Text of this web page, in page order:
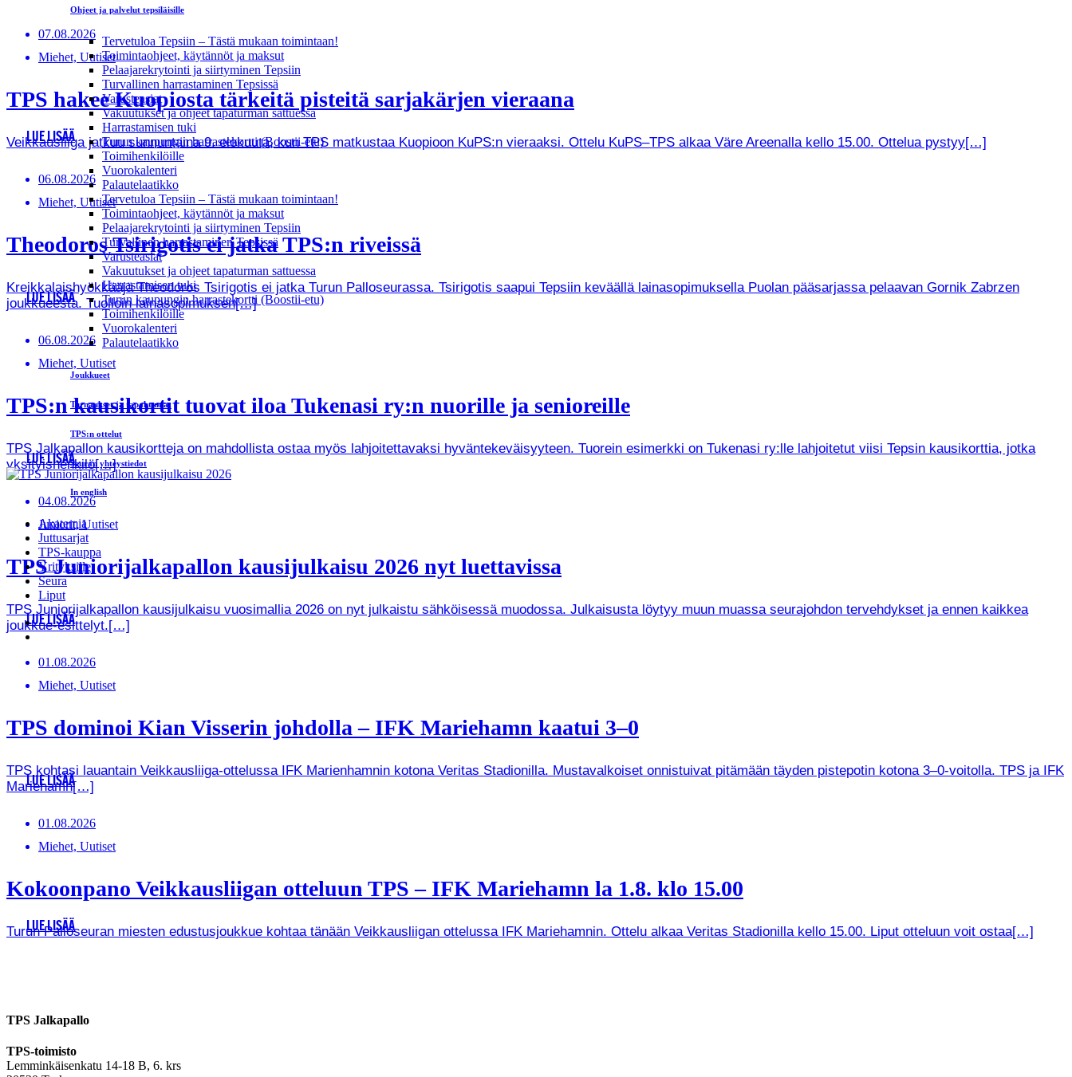
Ohjeet ja palvelut tepsiläisille
Tervetuloa Tepsiin – Tästä mukaan toimintaan!
Toimintaohjeet, käytännöt ja maksut
Pelaajarekrytointi ja siirtyminen Tepsiin
Turvallinen harrastaminen Tepsissä
Varusteasiat
Vakuutukset ja ohjeet tapaturman sattuessa
Harrastamisen tuki
Turun kaupungin harrastekortti (Boostii-etu)
Toimihenkilöille
Vuorokalenteri
Palautelaatikko
Tervetuloa Tepsiin – Tästä mukaan toimintaan!
Toimintaohjeet, käytännöt ja maksut
Pelaajarekrytointi ja siirtyminen Tepsiin
Turvallinen harrastaminen Tepsissä
Varusteasiat
Vakuutukset ja ohjeet tapaturman sattuessa
Harrastamisen tuki
Turun kaupungin harrastekortti (Boostii-etu)
Toimihenkilöille
Vuorokalenteri
Palautelaatikko
Joukkueet
Turnaukset ja tapahtumat
TPS:n ottelut
Seuran yhteystiedot
In english
Akatemia
Juttusarjat
TPS-kauppa
Yrityksille
Seura
Liput
07.08.2026
Miehet, Uutiset
TPS hakee Kuopiosta tärkeitä pisteitä sarjakärjen vieraana
Veikkausliiga jatkuu sunnuntaina 9. elokuuta, kun TPS matkustaa Kuopioon KuPS:n vieraaksi. Ottelu KuPS–TPS alkaa Väre Areenalla kello 15.00. Ottelua pystyy[…]
LUE LISÄÄ
06.08.2026
Miehet, Uutiset
Theodoros Tsirigotis ei jatka TPS:n riveissä
Kreikkalaishyökkääjä Theodoros Tsirigotis ei jatka Turun Palloseurassa. Tsirigotis saapui Tepsiin keväällä lainasopimuksella Puolan pääsarjassa pelaavan Gornik Zabrzen
joukkueesta. Tuolloin lainasopimuksen[…]
LUE LISÄÄ
06.08.2026
Miehet, Uutiset
TPS:n kausikortit tuovat iloa Tukenasi ry:n nuorille ja senioreille
TPS Jalkapallon kausikortteja on mahdollista ostaa myös lahjoitettavaksi hyväntekeväisyyteen. Tuorein esimerkki on Tukenasi ry:lle lahjoitetut viisi Tepsin kausikorttia, jotka
yksityishenkilö[…]
LUE LISÄÄ
04.08.2026
Juniorit, Uutiset
TPS Juniorijalkapallon kausijulkaisu 2026 nyt luettavissa
TPS Juniorijalkapallon kausijulkaisu vuosimallia 2026 on nyt julkaistu sähköisessä muodossa. Julkaisusta löytyy muun muassa seurajohdon tervehdykset ja ennen kaikkea
joukkue-esittelyt.[…]
LUE LISÄÄ
01.08.2026
Miehet, Uutiset
TPS dominoi Kian Visserin johdolla – IFK Mariehamn kaatui 3–0
TPS kohtasi lauantain Veikkausliiga-ottelussa IFK Marienhamnin kotona Veritas Stadionilla. Mustavalkoiset onnistuivat pitämään täyden pistepotin kotona 3–0-voitolla. TPS ja IFK
Mariehamn[…]
LUE LISÄÄ
01.08.2026
Miehet, Uutiset
Kokoonpano Veikkausliigan otteluun TPS – IFK Mariehamn la 1.8. klo 15.00
Turun Palloseuran miesten edustusjoukkue kohtaa tänään Veikkausliigan ottelussa IFK Mariehamnin. Ottelu alkaa Veritas Stadionilla kello 15.00. Liput otteluun voit ostaa[…]
LUE LISÄÄ
TPS Jalkapallo
TPS-toimisto
Lemminkäisenkatu 14-18 B, 6. krs